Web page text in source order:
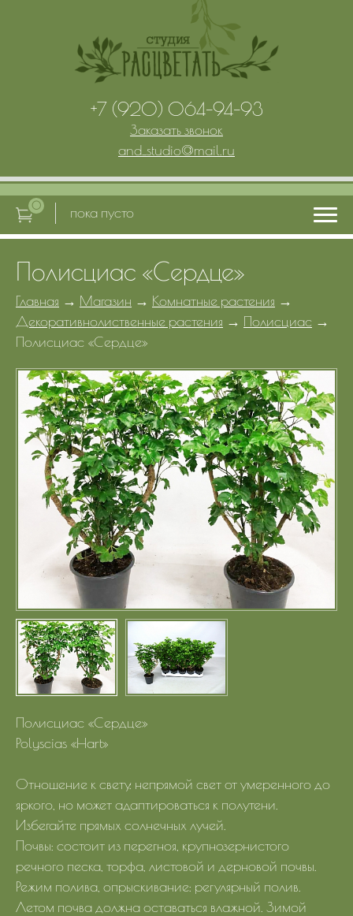
Полисциас «Сердце»
Главная → Магазин → Комнатные растения →
Декоративнолиственные растения → Полисциас →
Полисциас «Сердце»
Полисциас «Сердце»
Polyscias «Hart»
Отношение к свету: непрямой свет от умеренного до
яркого, но может адаптироваться к полутени.
Избегайте прямых солнечных лучей.
Почвы: состоит из перегноя, крупнозернистого
речного песка, торфа, листовой и дерновой почвы.
Режим полива, опрыскивание: регулярный полив.
Летом почва должна оставаться влажной. Зимой
+7 (920) 064-94-93
Заказать звонок
and_studio@mail.ru
0 пока пусто
Главная
Услуги
Портфолио
Цены
Контакты